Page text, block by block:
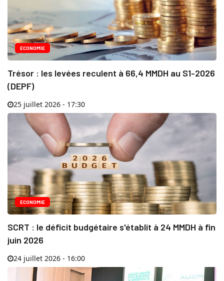
ECONOMIE
Trésor : les levées reculent à 66,4 MMDH au S1-2026
(DEPF)
25 juillet 2026 - 17:30
ECONOMIE
SCRT : le déficit budgétaire s'établit à 24 MMDH à fin
juin 2026
24 juillet 2026 - 16:00